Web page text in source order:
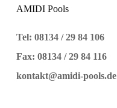
AMIDI Pools
Tel: 08134 / 29 84 106
Fax: 08134 / 29 84 116
kontakt@amidi-pools.de